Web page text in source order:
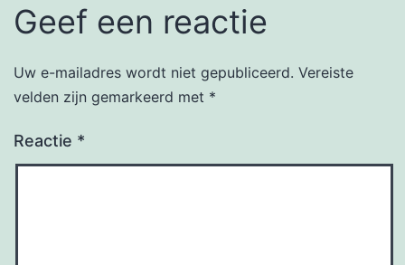
Geef een reactie
Uw e-mailadres wordt niet gepubliceerd. Vereiste
velden zijn gemarkeerd met *
Reactie *